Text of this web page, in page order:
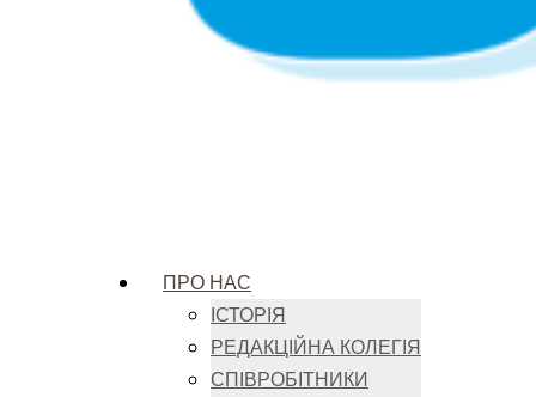
ПРО НАС
ІСТОРІЯ
РЕДАКЦІЙНА КОЛЕГІЯ
СПІВРОБІТНИКИ